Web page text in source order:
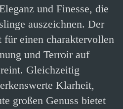
und Finesse, die
auszeichnen. Der
einen charaktervollen
und Terroir auf
Gleichzeitig
Klarheit,
großen Genuss bietet